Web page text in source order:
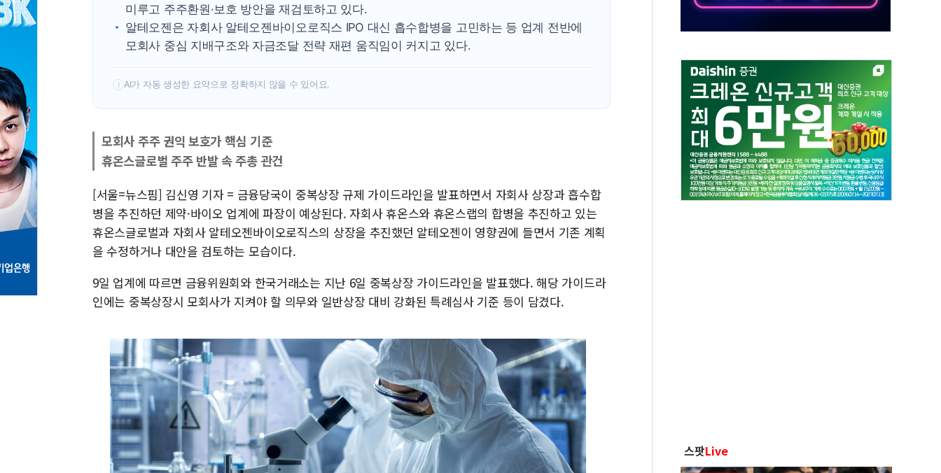
'화합' 꺼낸 김민석에 '뻔뻔' 받아친 정청래…제주 연설서 신경전 고조
미루고 주주환원·보호 방안을 재검토하고 있다.
알테오젠은 자회사 알테오젠바이오로직스 IPO 대신 흡수합병을 고민하는 등 업계 전반에
모회사 중심 지배구조와 자금조달 전략 재편 움직임이 커지고 있다.
! AI가 자동 생성한 요약으로 정확하지 않을 수 있어요.
모회사 주주 권익 보호가 핵심 기준
휴온스글로벌 주주 반발 속 주총 관건
[서울=뉴스핌] 김신영 기자 = 금융당국이 중복상장 규제 가이드라인을 발표하면서 자회사 상장과 흡수합
병을 추진하던 제약·바이오 업계에 파장이 예상된다. 자회사 휴온스와 휴온스랩의 합병을 추진하고 있는
휴온스글로벌과 자회사 알테오젠바이오로직스의 상장을 추진했던 알테오젠이 영향권에 들면서 기존 계획
을 수정하거나 대안을 검토하는 모습이다.
9일 업계에 따르면 금융위원회와 한국거래소는 지난 6일 중복상장 가이드라인을 발표했다. 해당 가이드라
인에는 중복상장시 모회사가 지켜야 할 의무와 일반상장 대비 강화된 특례심사 기준 등이 담겼다.
스팟Live